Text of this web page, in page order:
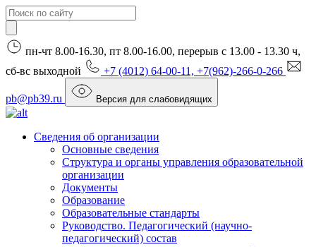
пн-чт 8.00-16.30, пт 8.00-16.00, перерыв с 13.00 - 13.30 ч,
сб-вс выходной
+7 (4012) 64-00-11, +7(962)-266-0-266
pb@pb39.ru Версия для слабовидящих
Сведения об организации
Основные сведения
Структура и органы управления образовательной
организации
Документы
Образование
Образовательные стандарты
Руководство. Педагогический (научно-
педагогический) состав